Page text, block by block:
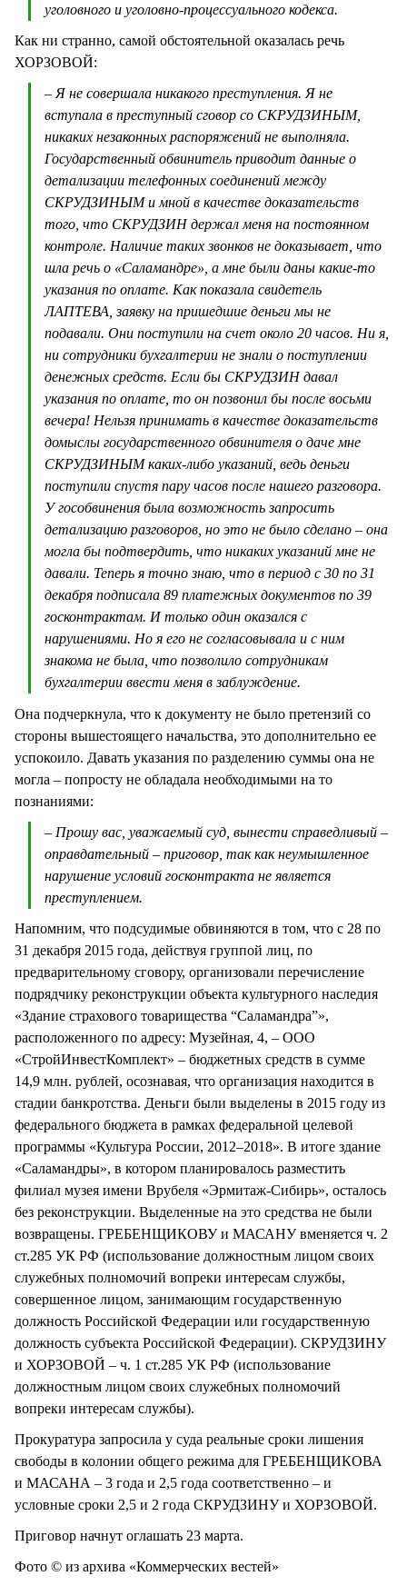
уголовного и уголовно-процессуального кодекса.
Как ни странно, самой обстоятельной оказалась речь
ХОРЗОВОЙ:
– Я не совершала никакого преступления. Я не
вступала в преступный сговор со СКРУДЗИНЫМ,
никаких незаконных распоряжений не выполняла.
Государственный обвинитель приводит данные о
детализации телефонных соединений между
СКРУДЗИНЫМ и мной в качестве доказательств
того, что СКРУДЗИН держал меня на постоянном
контроле. Наличие таких звонков не доказывает, что
шла речь о «Саламандре», а мне были даны какие-то
указания по оплате. Как показала свидетель
ЛАПТЕВА, заявку на пришедшие деньги мы не
подавали. Они поступили на счет около 20 часов. Ни я,
ни сотрудники бухгалтерии не знали о поступлении
денежных средств. Если бы СКРУДЗИН давал
указания по оплате, то он позвонил бы после восьми
вечера! Нельзя принимать в качестве доказательств
домыслы государственного обвинителя о даче мне
СКРУДЗИНЫМ каких-либо указаний, ведь деньги
поступили спустя пару часов после нашего разговора.
У гособвинения была возможность запросить
детализацию разговоров, но это не было сделано – она
могла бы подтвердить, что никаких указаний мне не
давали. Теперь я точно знаю, что в период с 30 по 31
декабря подписала 89 платежных документов по 39
госконтрактам. И только один оказался с
нарушениями. Но я его не согласовывала и с ним
знакома не была, что позволило сотрудникам
бухгалтерии ввести меня в заблуждение.
Она подчеркнула, что к документу не было претензий со
стороны вышестоящего начальства, это дополнительно ее
успокоило. Давать указания по разделению суммы она не
могла – попросту не обладала необходимыми на то
познаниями:
– Прошу вас, уважаемый суд, вынести справедливый –
оправдательный – приговор, так как неумышленное
нарушение условий госконтракта не является
преступлением.
Напомним, что подсудимые обвиняются в том, что с 28 по
31 декабря 2015 года, действуя группой лиц, по
предварительному сговору, организовали перечисление
подрядчику реконструкции объекта культурного наследия
«Здание страхового товарищества “Саламандра”»,
расположенного по адресу: Музейная, 4, – ООО
«СтройИнвестКомплект» – бюджетных средств в сумме
14,9 млн. рублей, осознавая, что организация находится в
стадии банкротства. Деньги были выделены в 2015 году из
федерального бюджета в рамках федеральной целевой
программы «Культура России, 2012–2018». В итоге здание
«Саламандры», в котором планировалось разместить
филиал музея имени Врубеля «Эрмитаж-Сибирь», осталось
без реконструкции. Выделенные на это средства не были
возвращены. ГРЕБЕНЩИКОВУ и МАСАНУ вменяется ч. 2
ст.285 УК РФ (использование должностным лицом своих
служебных полномочий вопреки интересам службы,
совершенное лицом, занимающим государственную
должность Российской Федерации или государственную
должность субъекта Российской Федерации). СКРУДЗИНУ
и ХОРЗОВОЙ – ч. 1 ст.285 УК РФ (использование
должностным лицом своих служебных полномочий
вопреки интересам службы).
Прокуратура запросила у суда реальные сроки лишения
свободы в колонии общего режима для ГРЕБЕНЩИКОВА
и МАСАНА – 3 года и 2,5 года соответственно – и
условные сроки 2,5 и 2 года СКРУДЗИНУ и ХОРЗОВОЙ.
Приговор начнут оглашать 23 марта.
Фото © из архива «Коммерческих вестей»